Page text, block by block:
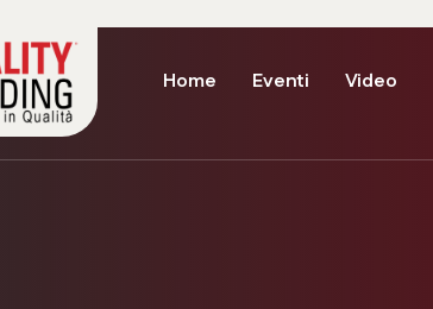
Home Eventi Video